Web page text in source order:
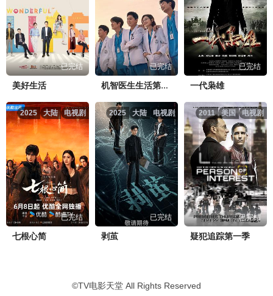
赴山海第17集.mp4 点击复制地址
赴山海第18集.mp4 点击复制地址
赴山海第19集.mp4 点击复制地址
赴山海第20集.mp4 点击复制地址
赴山海第21集.mp4 点击复制地址
赴山海第22集.mp4 点击复制地址
赴山海第24集.mp4 点击复制地址
已完结
美好生活
已完结
机智医生生活第二季
已完结
一代枭雄
电视剧
大陆
2025
已完结
七根心简
电视剧
大陆
2025
已完结
剥茧
电视剧
美国
2011
已完结
疑犯追踪第一季
©TV电影天堂 All Rights Reserved